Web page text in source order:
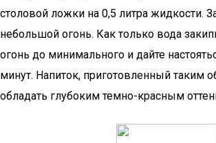
столовой ложки на 0,5 литра жидкости.
небольшой огонь. Как только вода
огонь до минимального и дайте
минут. Напиток, приготовленный таким
обладать глубоким темно-красным